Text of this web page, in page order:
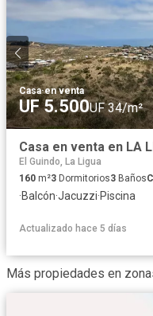
Casa·en venta
UF 5.500UF 34/m²
Casa en venta en LA
El Guindo, La Ligua
160 m²3 Dormitorios3 Baños
·Balcón·Jacuzzi·Piscina
Actualizado hace 5 días
Más propiedades en